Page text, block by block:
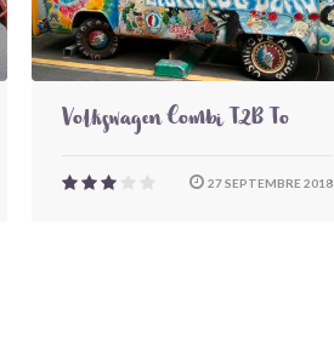
Volkswagen Combi T2B To
27 SEPTEMBRE 2018